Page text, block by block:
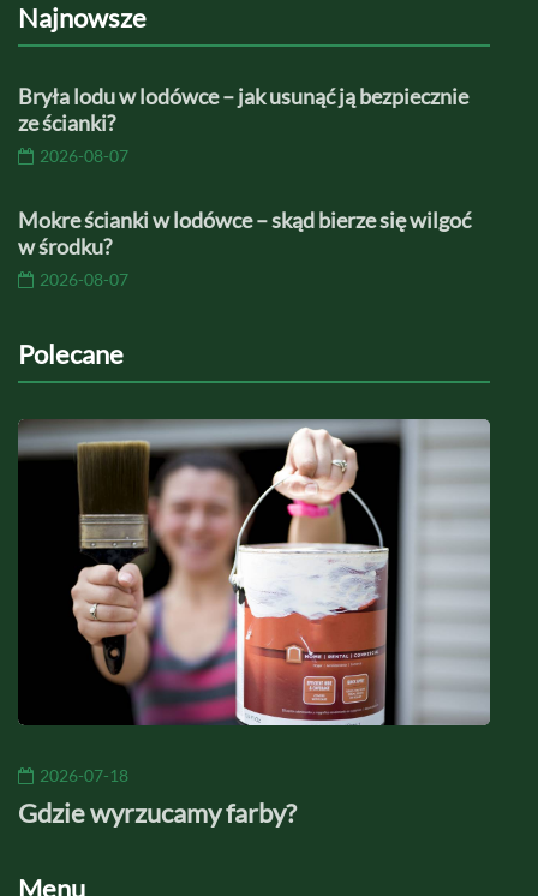
Najnowsze
Bryła lodu w lodówce – jak usunąć ją bezpiecznie
ze ścianki?
2026-08-07
Mokre ścianki w lodówce – skąd bierze się wilgoć
w środku?
2026-08-07
Polecane
2026-07-18
Gdzie wyrzucamy farby?
Menu